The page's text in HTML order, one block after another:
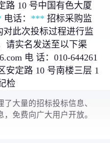
路 10 号中国有色大厦
电话： *** 招标采购监
此次投标过程进行监
请实名发送至以下渠
电 话：010-644261
安定路 10 号南楼三层 1
检
大量的招标投标信息、
免费向广大用户开放。